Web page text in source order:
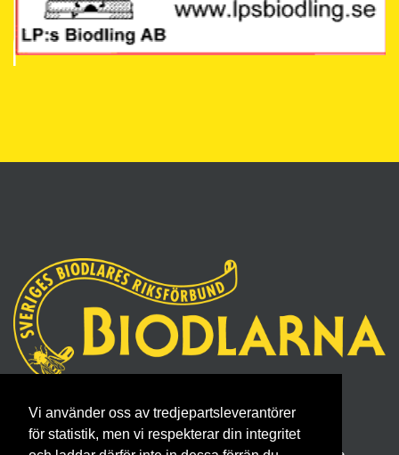
Vi använder oss av tredjepartsleverantörer
för statistik, men vi respekterar din integritet
Sveriges Biodlares Riksförbund
Borgmästaregatan 26, 596 34 Skänninge
Telefon 0142- 48 20 00, E-post: info@biodlarna.se